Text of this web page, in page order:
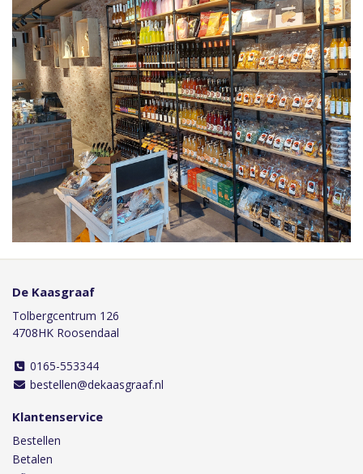
De Kaasgraaf
Tolbergcentrum 126
4708HK Roosendaal
0165-553344
bestellen@dekaasgraaf.nl
Klantenservice
Bestellen
Betalen